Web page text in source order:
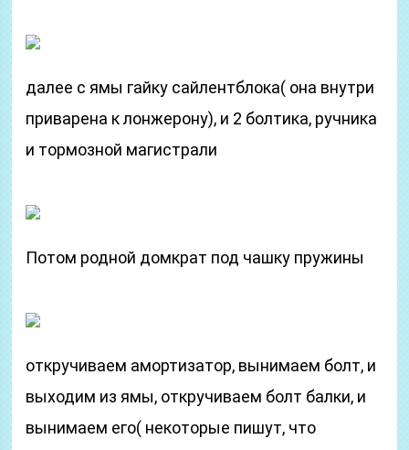
далее с ямы гайку сайлентблока( она внутри
приварена к лонжерону), и 2 болтика, ручника
и тормозной магистрали
Потом родной домкрат под чашку пружины
откручиваем амортизатор, вынимаем болт, и
выходим из ямы, откручиваем болт балки, и
вынимаем его( некоторые пишут, что